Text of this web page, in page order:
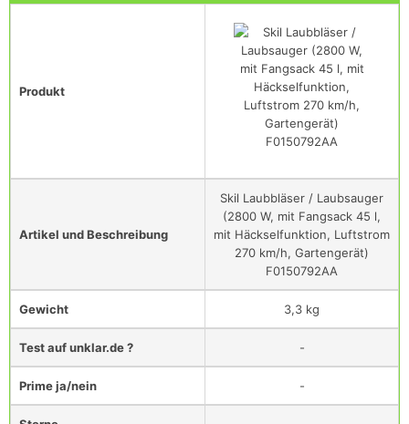
Produkt
Artikel und Beschreibung
Skil Laubbläser / Laubsauger
(2800 W, mit Fangsack 45 l,
mit Häckselfunktion, Luftstrom
270 km/h, Gartengerät)
F0150792AA
Gewicht 3,3 kg
Test auf unklar.de ? -
Prime ja/nein -